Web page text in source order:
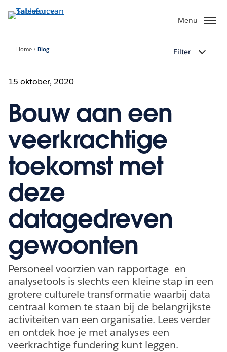
Verder
naar
Menu
Home Blog Filter
15 oktober, 2020
Bouw aan een
veerkrachtige
toekomst met
deze
datagedreven
gewoonten
Personeel voorzien van rapportage- en
analysetools is slechts een kleine stap in een
grotere culturele transformatie waarbij data
centraal komen te staan bij de belangrijkste
activiteiten van een organisatie. Lees verder
en ontdek hoe je met analyses een
veerkrachtige fundering kunt leggen.